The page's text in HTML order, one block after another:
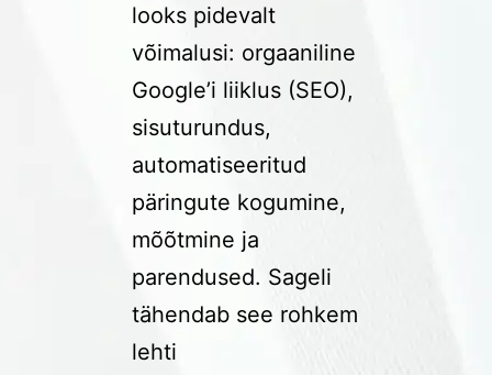
looks pidevalt
võimalusi: orgaaniline
Google’i liiklus (SEO),
sisuturundus,
automatiseeritud
päringute kogumine,
mõõtmine ja
parendused. Sageli
tähendab see rohkem
lehti